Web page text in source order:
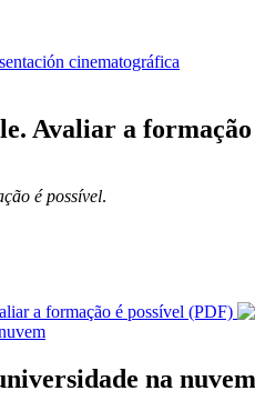
cinematográfica
Avaliar a formação
é possível.
a formação é possível (PDF)
na nuvem